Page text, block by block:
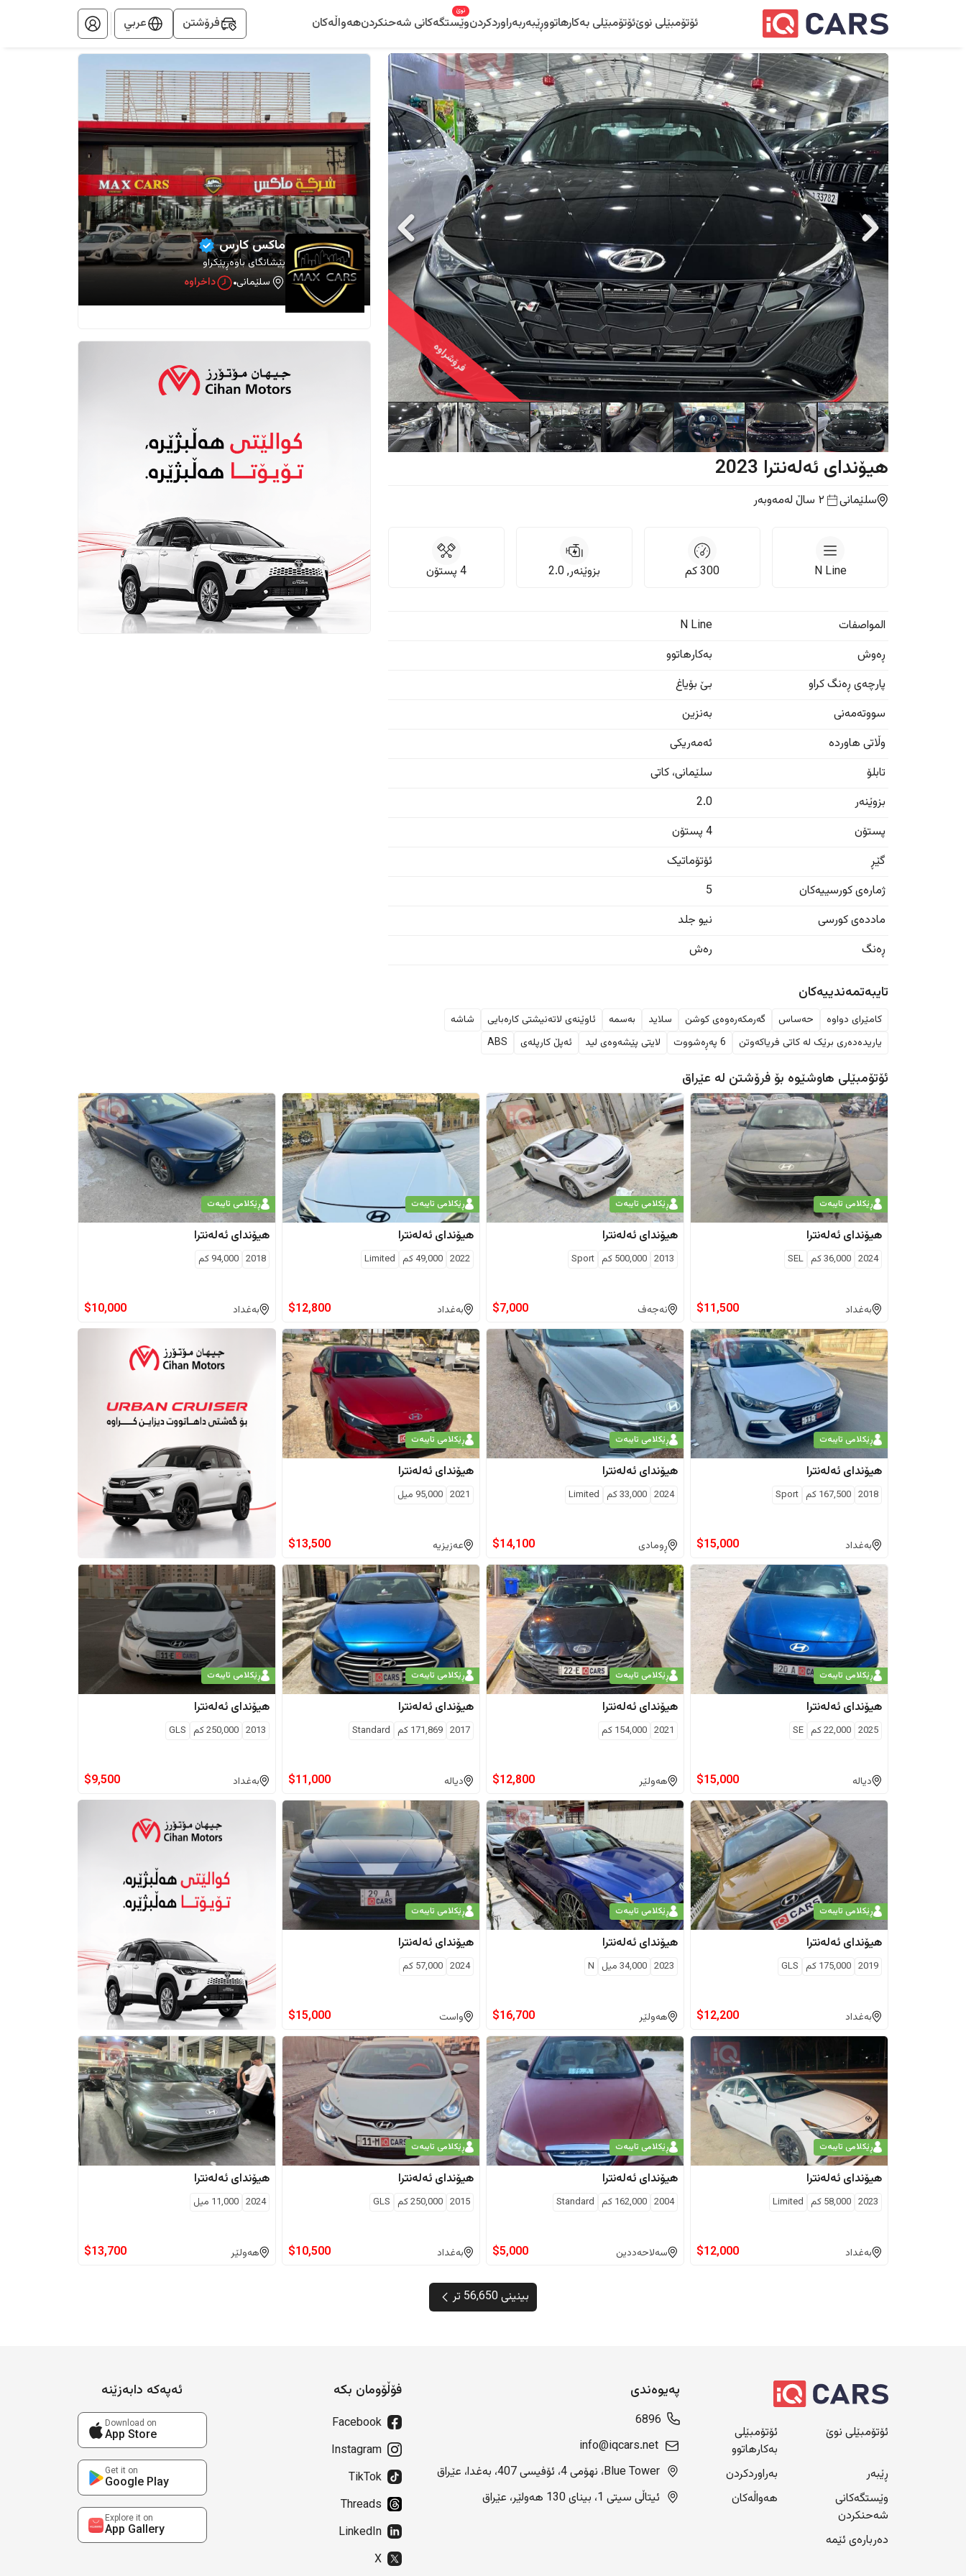
ئۆتۆمبێلی نوێئۆتۆمبێلی بەکارهاتووڕێبەربەراوردکردنوێستگەکانی شەحنکردن
نوێ
هەواڵەکان فرۆشتن عربي
فرۆشراوە
هیۆندای ئەلەنترا 2023
سلێمانی ٢ ساڵ لەمەوبەر
N Line
300كم بزوێنەر, 2.0 4 پستۆن
المواصفات
N Line
ڕەوش
بەکارهاتوو
پارچەی ڕەنگ کراو
بێ بۆیاغ
سووتەمەنی
بەنزین
وڵاتی هاوردە
ئەمەریکی
تابلۆ
سلێمانی،کاتی
بزوێنەر
2.0
پستۆن
4 پستۆن
گێڕ
ئۆتۆماتیک
ژمارەی کورسییەکان
5
ماددەی کورسی
نیو جلد
ڕەنگ
رەش
تایبەتمەندییەکان
کامێرای دواوە حەساس گەرمکەرەوەی کوشن سلاید بەسمە ئاوێنەی لاتەنیشتی کارەبایی
شاشە
یاریدەدەری برێک لە کاتی فریاکەوتن
6 پەڕەشووت لایتی پێشەوەی لید ئەپڵ کارپلەی ABS
‏ماكس کارس
پێشانگای باوەڕپێکراو
سلێمانی
داخراوە
ئۆتۆمبێلی هاوشێوە بۆ فرۆشتن لە عێراق
ڕێکلامی تایبەت
هیۆندای ئەلەنترا
2024
36,000كم SEL
بەغداد $11,500
ڕێکلامی تایبەت
هیۆندای ئەلەنترا
2013
500,000 كم Sport
نەجەف $7,000
ڕێکلامی تایبەت
هیۆندای ئەلەنترا
2022
49,000كم Limited
بەغداد $12,800
ڕێکلامی تایبەت
هیۆندای ئەلەنترا
2018
94,000 كم
بەغداد $10,000
ڕێکلامی تایبەت
هیۆندای ئەلەنترا
2018
167,500 كم Sport
بەغداد $15,000
ڕێکلامی تایبەت
هیۆندای ئەلەنترا
2024
33,000كم Limited
ڕومادی $14,100
ڕێکلامی تایبەت
هیۆندای ئەلەنترا
2021
95,000 ميل
عەزیزیە $13,500
ڕێکلامی تایبەت
هیۆندای ئەلەنترا
2025
22,000كم SE
دیالە $15,000
ڕێکلامی تایبەت
هیۆندای ئەلەنترا
2021
154,000 كم
هەولێر $12,800
ڕێکلامی تایبەت
هیۆندای ئەلەنترا
2017
171,869 كم Standard
دیالە $11,000
ڕێکلامی تایبەت
هیۆندای ئەلەنترا
2013
250,000كم GLS
بەغداد $9,500
ڕێکلامی تایبەت
هیۆندای ئەلەنترا
2019
175,000 كم GLS
بەغداد $12,200
ڕێکلامی تایبەت
هیۆندای ئەلەنترا
2023
34,000 ميل N
هەولێر $16,700
ڕێکلامی تایبەت
هیۆندای ئەلەنترا
2024
57,000 كم
واست $15,000
ڕێکلامی تایبەت
هیۆندای ئەلەنترا
2023
58,000 كم Limited
بەغداد $12,000
ڕێکلامی تایبەت
هیۆندای ئەلەنترا
2004
162,000 كم Standard
سەلاحەددین $5,000
ڕێکلامی تایبەت
هیۆندای ئەلەنترا
2015
250,000كم GLS
بەغداد $10,500
هیۆندای ئەلەنترا
2024
11,000 ميل
هەولێر $13,700
بینینی 56,650 تر
ئۆتۆمبێلی نوێ
ئۆتۆمبێلی
بەکارهاتوو
ڕێبەر
بەراوردکردن
وێستگەکانی
شەحنکردن
هەواڵەکان
دەربارەی ئێمە
پەیوەندی
6896
info@iqcars.net
Blue Tower، نهۆمی 4، ئۆفیسی 407، بەغدا، عێراق
ئیتاڵی سیتی 1، بینای 130 هەولێر، عێراق
فۆڵۆومان بکە
Facebook
Instagram
TikTok
Threads
LinkedIn
X
ئەپەکە دابەزێنە
Download on
App Store
Get it on
Google Play
Explore it on
App Gallery